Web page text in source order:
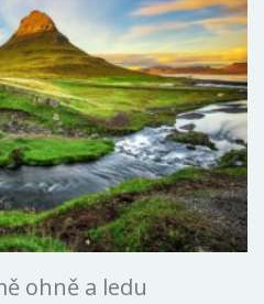
ohně a ledu